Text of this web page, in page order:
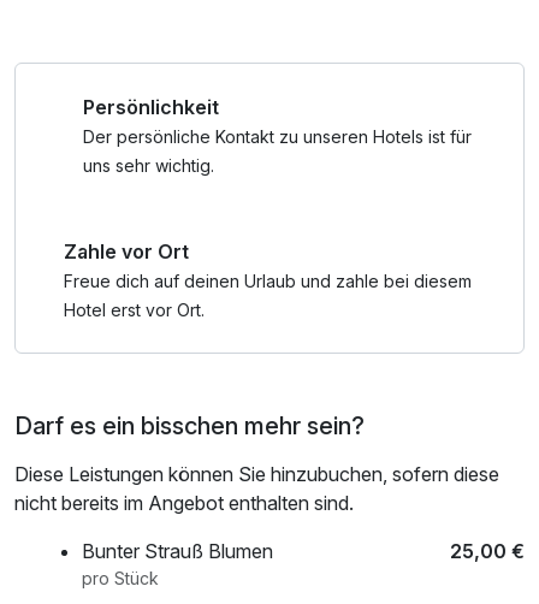
Freizeitbad. Ahrensburg verbindet Lebensqualität mit Kultur
– ideal für eine kurze Auszeit oder einen entspannten
Wochenendtrip.
Persönlichkeit
Der persönliche Kontakt zu unseren Hotels ist für
uns sehr wichtig.
Zahle vor Ort
Freue dich auf deinen Urlaub und zahle bei diesem
Hotel erst vor Ort.
Darf es ein bisschen mehr sein?
Diese Leistungen können Sie hinzubuchen, sofern diese
nicht bereits im Angebot enthalten sind.
Bunter Strauß Blumen
25,00 €
pro Stück